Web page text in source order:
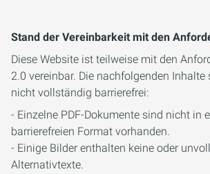
Stand der Vereinbarkeit mit den
Diese Website ist teilweise mit den
2.0 vereinbar. Die nachfolgenden
nicht vollständig barrierefrei:
- Einzelne PDF-Dokumente sind nicht in
barrierefreien Format vorhanden.
- Einige Bilder enthalten keine oder
Alternativtexte.